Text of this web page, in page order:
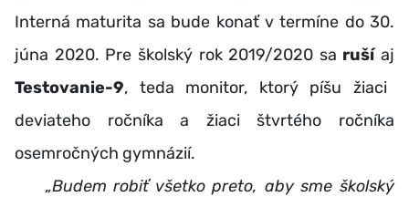
Interná maturita sa bude konať v termíne do 30.
júna 2020. Pre školský rok 2019/2020 sa ruší aj
Testovanie-9, teda monitor, ktorý píšu žiaci
deviateho ročníka a žiaci štvrtého ročníka
osemročných gymnázií.
„Budem robiť všetko preto, aby sme školský